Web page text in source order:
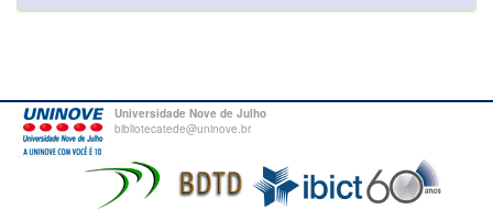
Universidade Nove de Julho
bibliotecatede@uninove.br